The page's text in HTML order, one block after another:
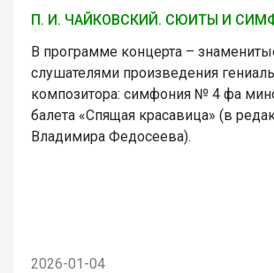
П. И. ЧАЙКОВСКИЙ. СЮИТЫ И
В программе концерта –
слушателями произведения
композитора: симфония № 4 фа
балета «Спящая красавица» (в
Владимира Федосеева).
2026-01-04